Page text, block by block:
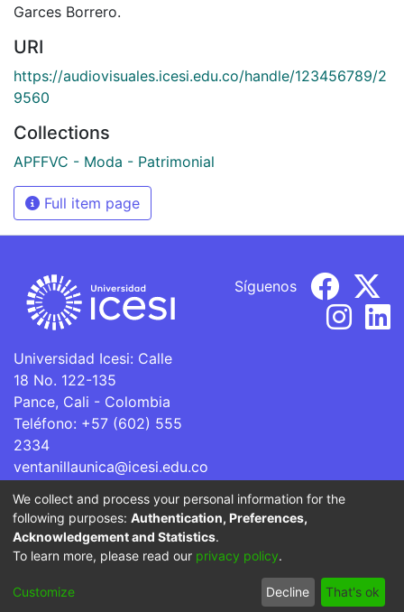
Garces Borrero.
URI
https://audiovisuales.icesi.edu.co/handle/123456789/2
9560
Collections
APFFVC - Moda - Patrimonial
Full item page
Universidad Icesi: Calle
18 No. 122-135
Pance, Cali - Colombia
Teléfono: +57 (602) 555
2334
ventanillaunica@icesi.edu.co
Síguenos
La Universidad Icesi es una Institución de Educación
Superior que se encuentra sujeta a inspección y vigilancia
por parte del Ministerio de Educación Nacional.
Cookie
End User
Agreement
Send
Feedback
We collect and process your personal information for the
following purposes: Authentication, Preferences,
Acknowledgement and Statistics.
To learn more, please read our privacy policy.
Customize Decline That's ok